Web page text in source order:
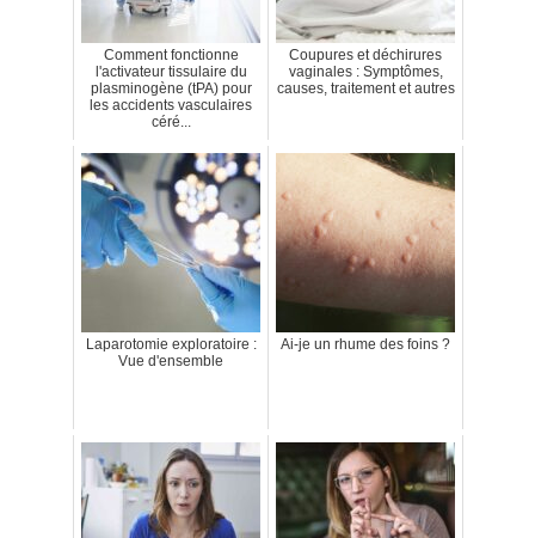
Comment fonctionne
l'activateur tissulaire du
plasminogène (tPA) pour
les accidents vasculaires
céré...
Coupures et déchirures
vaginales : Symptômes,
causes, traitement et autres
Laparotomie exploratoire :
Vue d'ensemble
Ai-je un rhume des foins ?